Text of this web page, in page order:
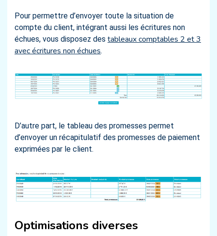
Pour permettre d’envoyer toute la situation de
compte du client, intégrant aussi les écritures non
échues, vous disposez des tableaux comptables 2 et 3
avec écritures non échues.
D’autre part, le tableau des promesses permet
d’envoyer un récapitulatif des promesses de paiement
exprimées par le client.
Optimisations diverses